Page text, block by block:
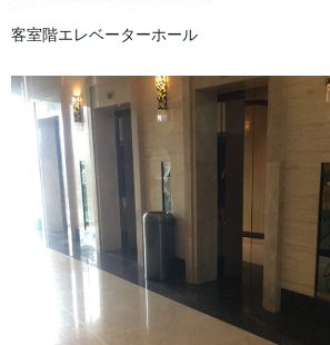
客室階エレベーターホール